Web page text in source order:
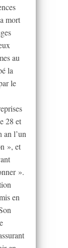
mort
au
la
le
28 et
an l’un
», et
».
en